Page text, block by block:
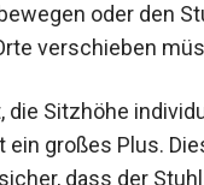
oder den
verschieben
die Sitzhöhe
ein großes Plus.
dass der